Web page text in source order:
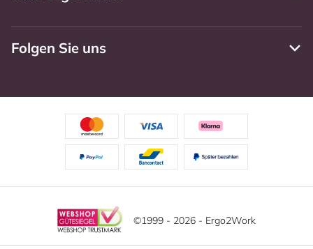
Folgen Sie uns
©1999 - 2026 - Ergo2Work